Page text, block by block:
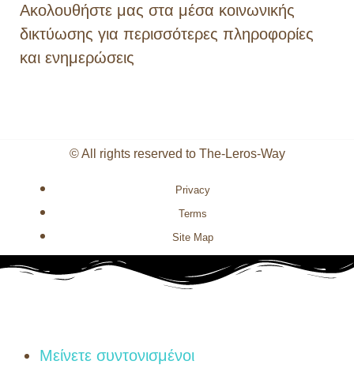
Aκολουθήστε μας στα μέσα κοινωνικής
δικτύωσης για περισσότερες πληροφορίες
και ενημερώσεις
© All rights reserved to The-Leros-Way
Privacy
Terms
Site Map
Μείνετε συντονισμένοι